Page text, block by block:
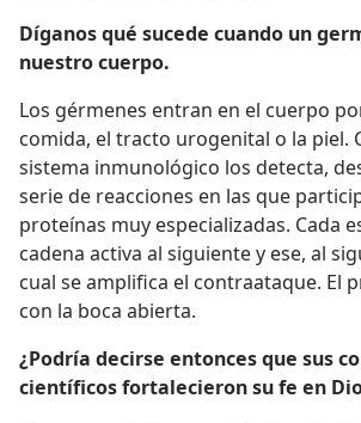
Díganos qué sucede cuando un
nuestro cuerpo.
Los gérmenes entran en el cuerpo
comida, el tracto urogenital o la piel.
sistema inmunológico los detecta,
serie de reacciones en las que
proteínas muy especializadas. Cada
cadena activa al siguiente y ese, al
cual se amplifica el contraataque. El
con la boca abierta.
¿Podría decirse entonces que sus
científicos fortalecieron su fe en